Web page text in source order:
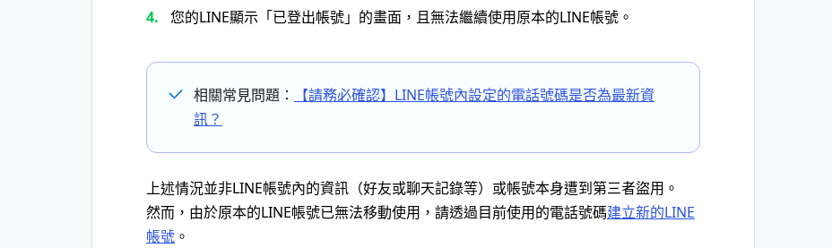
您的LINE顯示「已登出帳號」的畫面，且無法繼續使用原本的LINE帳號。
相關常見問題：
【請務必確認】LINE帳號內設定的電話號碼是否為最新資
訊？
上述情況並非LINE帳號內的資訊（好友或聊天記錄等）或帳號本身遭到第三者盜用。
然而，由於原本的LINE帳號已無法移動使用，請透過目前使用的電話號碼建立新的LINE
帳號 。